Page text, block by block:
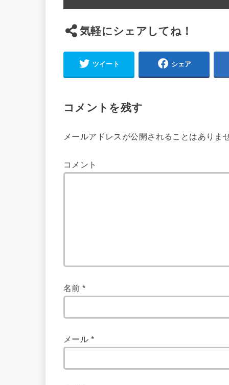
気軽にシェアしてね！
ツイート シェア
コメントを残す
メールアドレスが公開されることはありま
コメント
名前*
メール *